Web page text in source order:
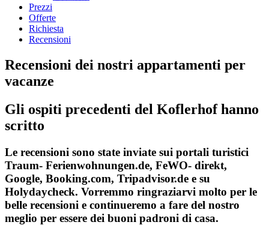
Prezzi
Offerte
Richiesta
Recensioni
Recensioni dei nostri appartamenti per
vacanze
Gli ospiti precedenti del Koflerhof hanno
scritto
Le recensioni sono state inviate sui portali turistici
Traum- Ferienwohnungen.de, FeWO- direkt,
Google, Booking.com, Tripadvisor.de e su
Holydaycheck. Vorremmo ringraziarvi molto per le
belle recensioni e continueremo a fare del nostro
meglio per essere dei buoni padroni di casa.